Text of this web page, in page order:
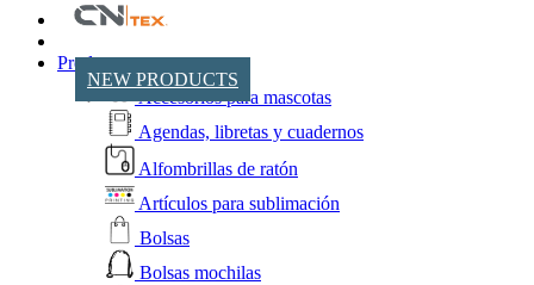
NEW PRODUCTS
Productos
Accesorios para mascotas
Agendas, libretas y cuadernos
Alfombrillas de ratón
Artículos para sublimación
Bolsas
Bolsas mochilas